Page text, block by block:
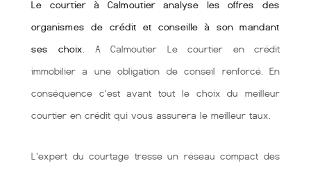
Le courtier à Calmoutier analyse les offres des
organismes de crédit et conseille à son mandant
ses choix . A Calmoutier Le courtier en crédit
immobilier a une obligation de conseil renforcé. En
conséquence c'est avant tout le choix du meilleur
courtier en crédit qui vous assurera le meilleur taux.
L'expert du courtage tresse un réseau compact des